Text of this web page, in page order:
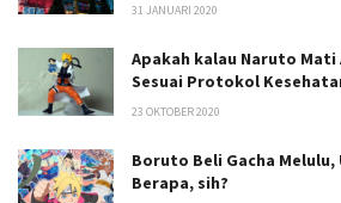
31 JANUARI 2020
Apakah kalau Naruto Mati
Sesuai Protokol
23 OKTOBER 2020
Boruto Beli Gacha Melulu,
Berapa, sih?